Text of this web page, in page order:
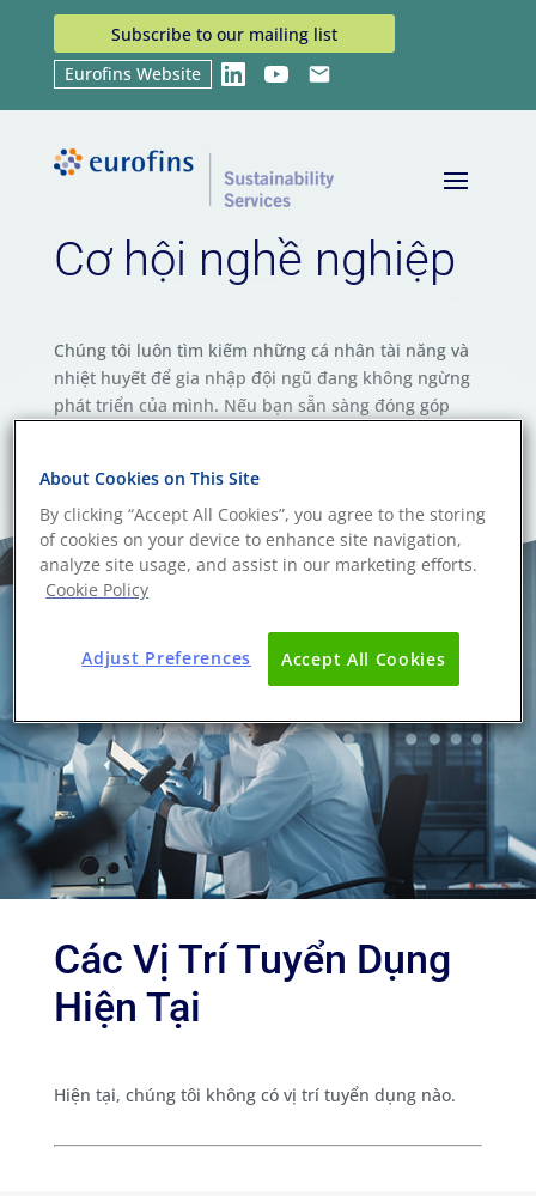
Subscribe to our mailing list
Eurofins Website
LinkedInYouTubeEmail
Home Cơ hội nghề nghiệp
Cơ hội nghề nghiệp
Chúng tôi luôn tìm kiếm những cá nhân tài năng và
nhiệt huyết để gia nhập đội ngũ đang không ngừng
phát triển của mình. Nếu bạn sẵn sàng đóng góp
Các Vị Trí Tuyển Dụng
Hiện Tại
Hiện tại, chúng tôi không có vị trí tuyển dụng nào.
About Cookies on This Site
By clicking “Accept All Cookies”, you agree to the storing
of cookies on your device to enhance site navigation,
analyze site usage, and assist in our marketing efforts.
Cookie Policy
Accept All Cookies
Adjust Preferences